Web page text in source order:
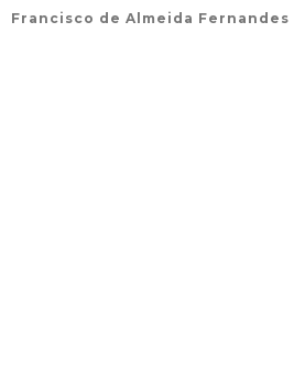
Francisco de Almeida Fernandes